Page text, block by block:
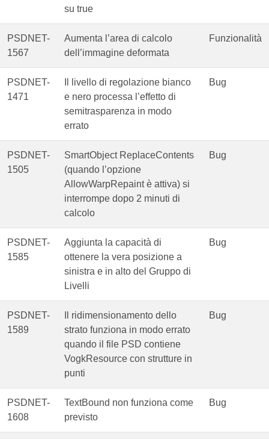
su true
PSDNET-
1567
Aumenta l’area di calcolo
dell’immagine deformata
Funzionalità
PSDNET-
1471
Il livello di regolazione bianco
e nero processa l’effetto di
semitrasparenza in modo
errato
Bug
PSDNET-
1505
SmartObject ReplaceContents
(quando l’opzione
AllowWarpRepaint è attiva) si
interrompe dopo 2 minuti di
calcolo
Bug
PSDNET-
1585
Aggiunta la capacità di
ottenere la vera posizione a
sinistra e in alto del Gruppo di
Livelli
Bug
PSDNET-
1589
Il ridimensionamento dello
strato funziona in modo errato
quando il file PSD contiene
VogkResource con strutture in
punti
Bug
PSDNET-
1608
TextBound non funziona come
previsto
Bug